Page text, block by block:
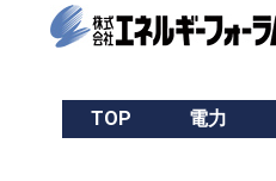
TOP 電力